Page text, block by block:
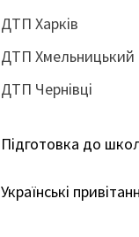
ДТП Харків
ДТП Хмельницький
ДТП Чернівці
Підготовка до
Українські